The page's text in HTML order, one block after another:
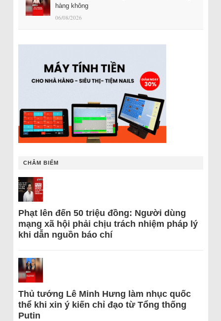
hàng không
06/08/2026
CHÂM BIẾM
Phạt lên đến 50 triệu đồng: Người dùng
mạng xã hội phải chịu trách nhiệm pháp lý
khi dẫn nguồn báo chí
Thủ tướng Lê Minh Hưng làm nhục quốc
thể khi xin ý kiến chỉ đạo từ Tổng thống
Putin